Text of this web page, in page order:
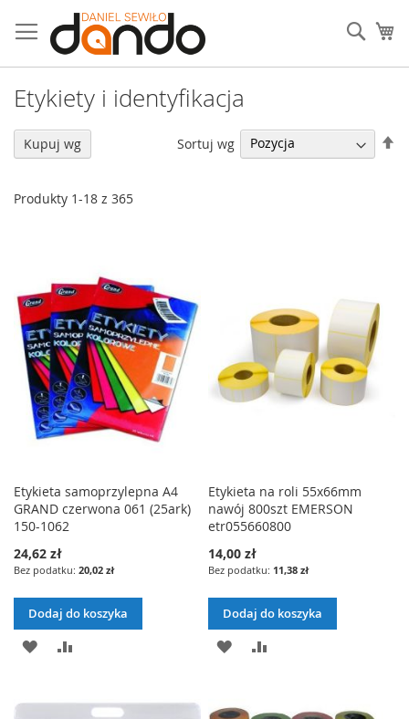
do
treści
Etykiety i identyfikacja
Produkty 1-18 z 365
Sortuj wg
Etykieta samoprzylepna A4
GRAND czerwona 061 (25ark)
150-1062
24,62 zł
20,02 zł
Dodaj do koszyka
DODAJ
LISTY
Etykieta na roli 55x66mm
nawój 800szt EMERSON
etr055660800
14,00 zł
11,38 zł
Dodaj do koszyka
DODAJ
LISTY
Kupuj wg